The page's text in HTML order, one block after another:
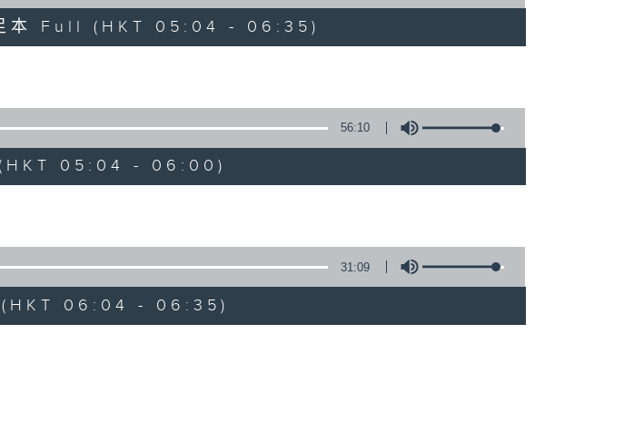
本 Full (HKT 05:04 - 06:35)
56:10
(HKT 05:04 - 06:00)
31:09
(HKT 06:04 - 06:35)